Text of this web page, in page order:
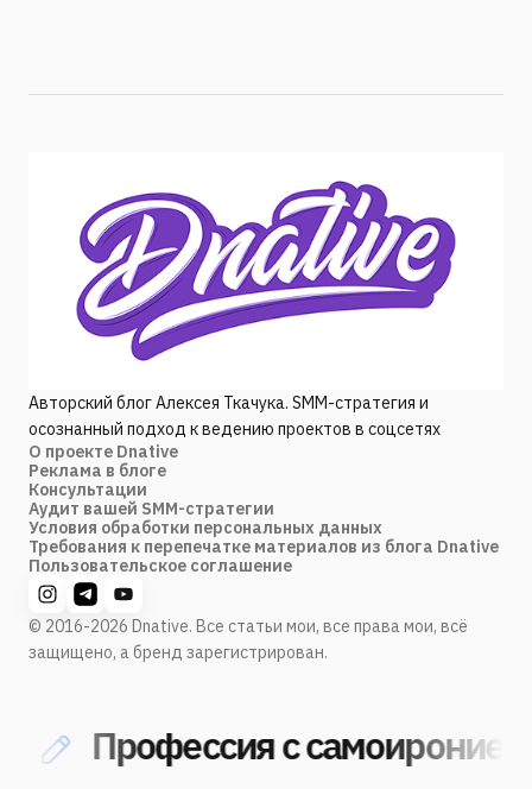
Авторский блог Алексея Ткачука. SMM-стратегия и
осознанный подход к ведению проектов в соцсетях
О проекте Dnative
Реклама в блоге
Консультации
Аудит вашей SMM-стратегии
Условия обработки персональных данных
Требования к перепечатке материалов из блога Dnative
Пользовательское соглашение
© 2016-2026 Dnative. Все статьи мои, все права мои, всё
защищено, а бренд зарегистрирован.
Профессия с самоиронией